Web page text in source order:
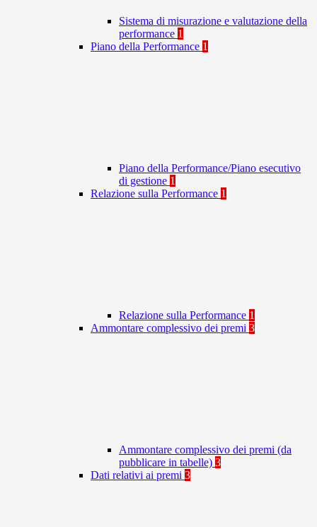
Sistema di misurazione e valutazione della
performance 1
Piano della Performance 1
Piano della Performance/Piano esecutivo
di gestione 1
Relazione sulla Performance 1
Relazione sulla Performance 1
Ammontare complessivo dei premi 3
Ammontare complessivo dei premi (da
pubblicare in tabelle) 3
Dati relativi ai premi 3